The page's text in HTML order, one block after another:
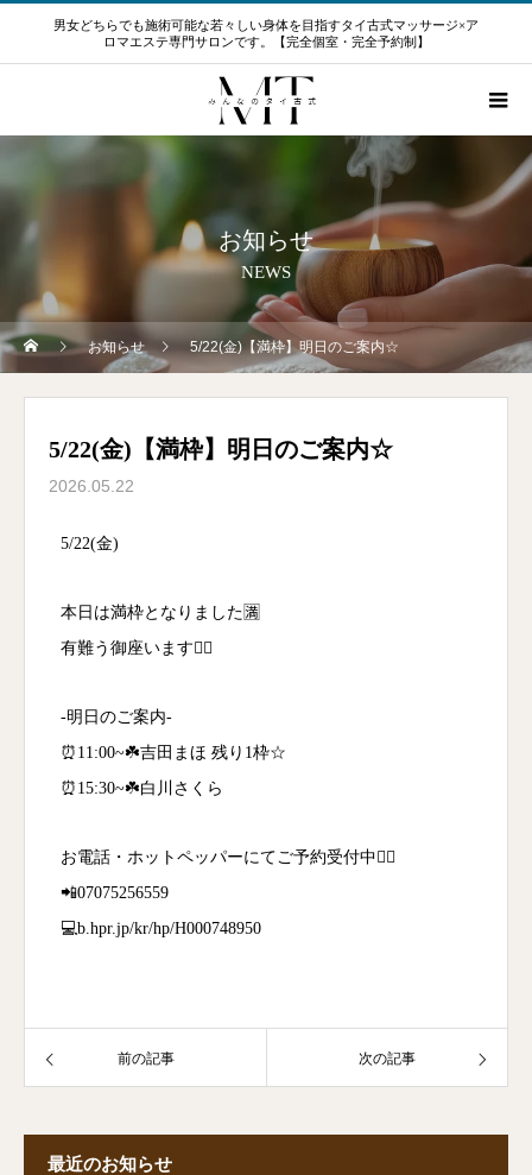
男女どちらでも施術可能な若々しい身体を目指すタイ古式マッサージ×ア
ロマエステ専門サロンです。【完全個室・完全予約制】
お知らせ
NEWS
お知らせ 5/22(金)【満枠】明日のご案内☆
5/22(金)【満枠】明日のご案内☆
2026.05.22
5/22(金)
本日は満枠となりました🈵
有難う御座います🙇‍♀️
-明日のご案内-
⏰11:00~☘️吉田まほ 残り1枠☆
⏰15:30~☘️白川さくら
お電話・ホットペッパーにてご予約受付中💁‍♀️
📲07075256559
💻b.hpr.jp/kr/hp/H000748950
前の記事 次の記事
最近のお知らせ